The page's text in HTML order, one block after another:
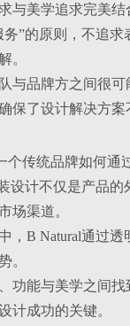
与美学追求完美结
”的原则，不追
。
品牌方之间很可
了设计解决方案
个传统品牌如何通
计不仅是产品的
场渠道。
B Natural通过
。
能与美学之间
计成功的关键。